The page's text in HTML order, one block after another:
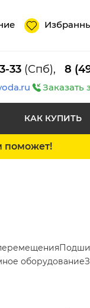
33 (Спб), 8
Заказать
КАК КУПИТЬ
поможет!
оборудование